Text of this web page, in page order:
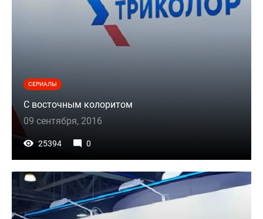
СЕРИАЛЫ
С восточным колоритом
09 сентября, 2016
25394 0